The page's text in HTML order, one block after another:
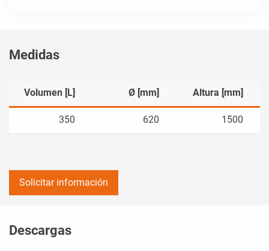
Medidas
Volumen [L]
350
Ø [mm] Altura [mm]
620 1500
Solicitar información
Descargas